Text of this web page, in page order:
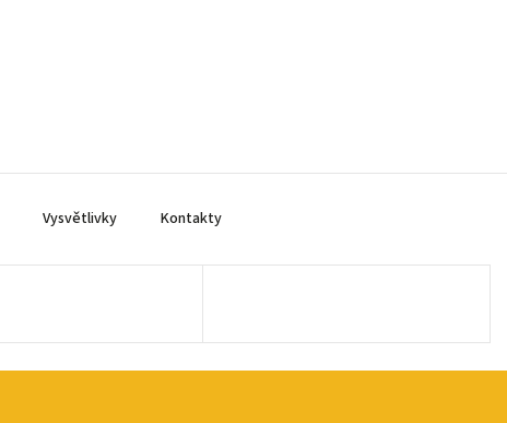
Vysvětlivky Kontakty